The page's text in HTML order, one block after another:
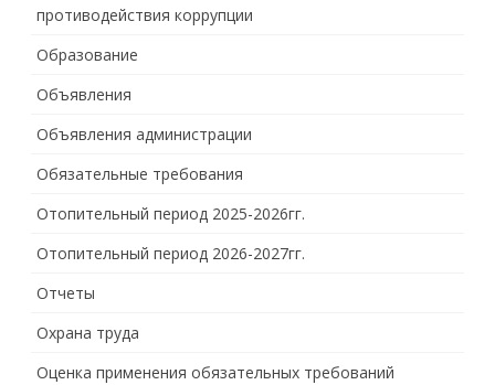
противодействия коррупции
Образование
Объявления
Объявления администрации
Обязательные требования
Отопительный период 2025-2026гг.
Отопительный период 2026-2027гг.
Отчеты
Охрана труда
Оценка применения обязательных требований